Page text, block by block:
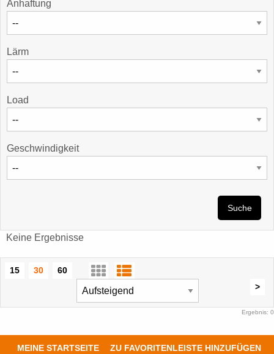
Anhaftung
Lärm
Load
Geschwindigkeit
Suche
Keine Ergebnisse
15 30
60
>
Ergebnis: 0
MEINE STARTSEITE ZU FAVORITENLEISTE HINZUFÜGEN